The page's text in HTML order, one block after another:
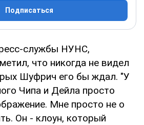
Подписаться
службы НУНС,
что никогда не видел
Шуфрич его бы ждал. "У
Чипа и Дейла просто
Мне просто не о
Он - клоун, который